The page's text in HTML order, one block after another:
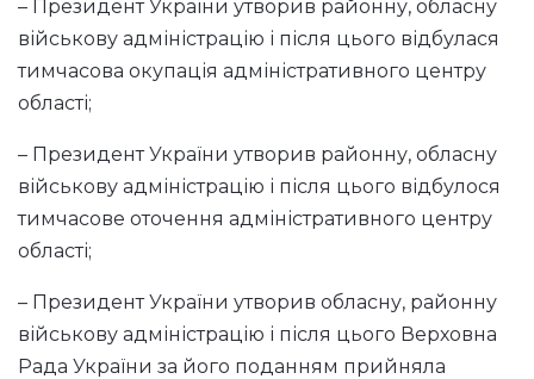
– Президент України утворив районну, обласну
військову адміністрацію і після цього відбулася
тимчасова окупація адміністративного центру
області;
– Президент України утворив районну, обласну
військову адміністрацію і після цього відбулося
тимчасове оточення адміністративного центру
області;
– Президент України утворив обласну, районну
військову адміністрацію і після цього Верховна
Рада України за його поданням прийняла